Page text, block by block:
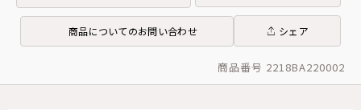
商品についてのお問い合わせ シェア
商品番号 2218BA220002